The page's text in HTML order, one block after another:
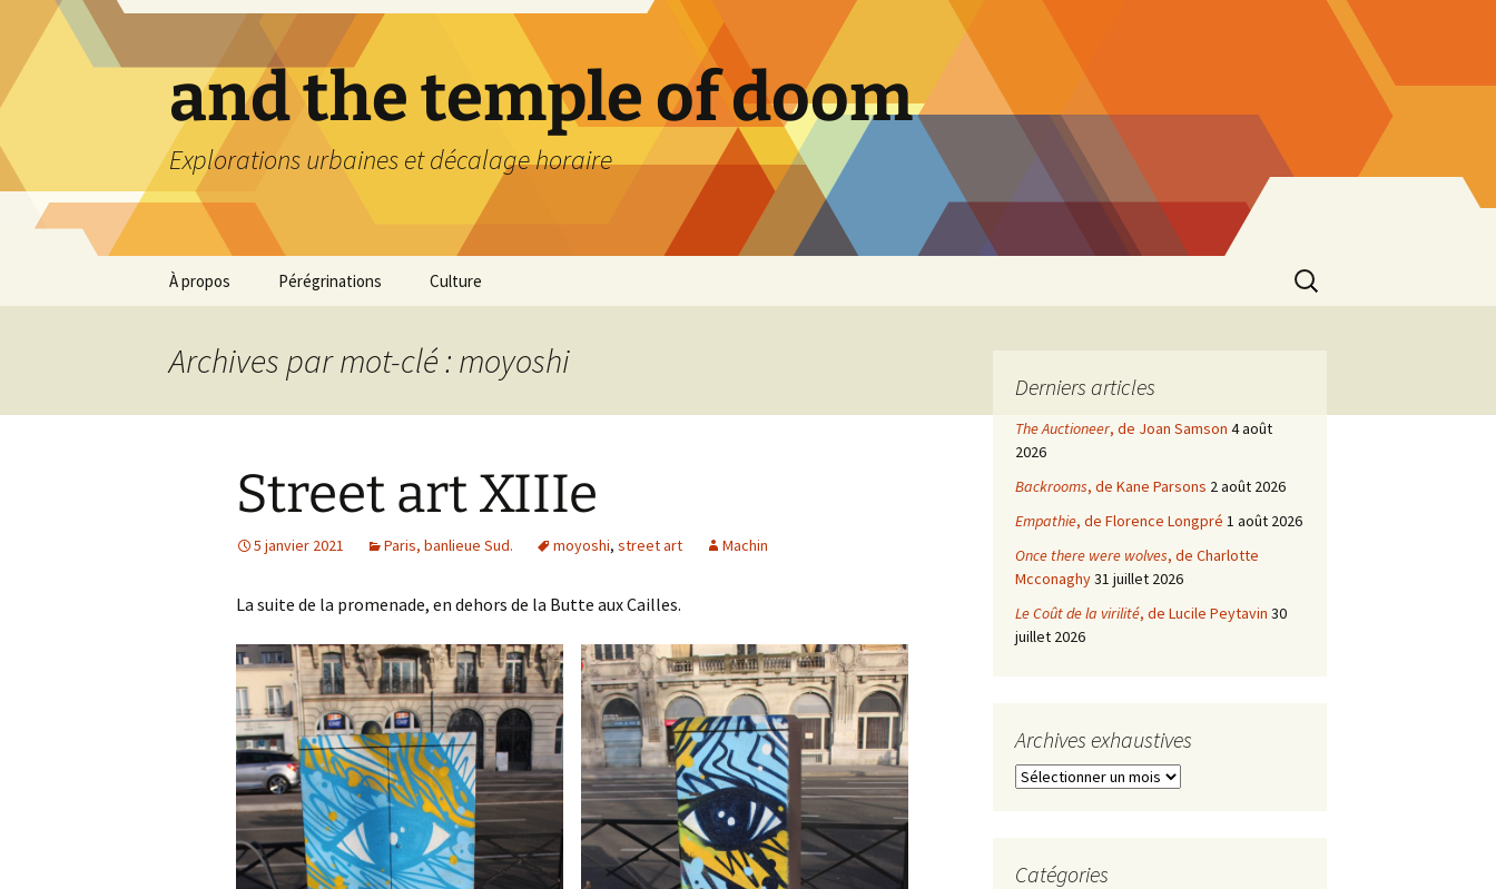
contenu
and the temple of doom
Explorations urbaines et décalage horaire
À propos Pérégrinations Culture
Rechercher :
Archives par mot-clé : moyoshi
Street art XIIIe
5 janvier 2021 Paris, banlieue Sud. moyoshi, street art Machin
La suite de la promenade, en dehors de la Butte aux Cailles.
Derniers articles
The Auctioneer, de Joan Samson 4 août
2026
Backrooms, de Kane Parsons 2 août 2026
Empathie, de Florence Longpré 1 août 2026
Once there were wolves, de Charlotte
Mcconaghy31 juillet 2026
Le Coût de la virilité, de Lucile Peytavin 30
juillet 2026
Archives exhaustives
Archives
Catégories